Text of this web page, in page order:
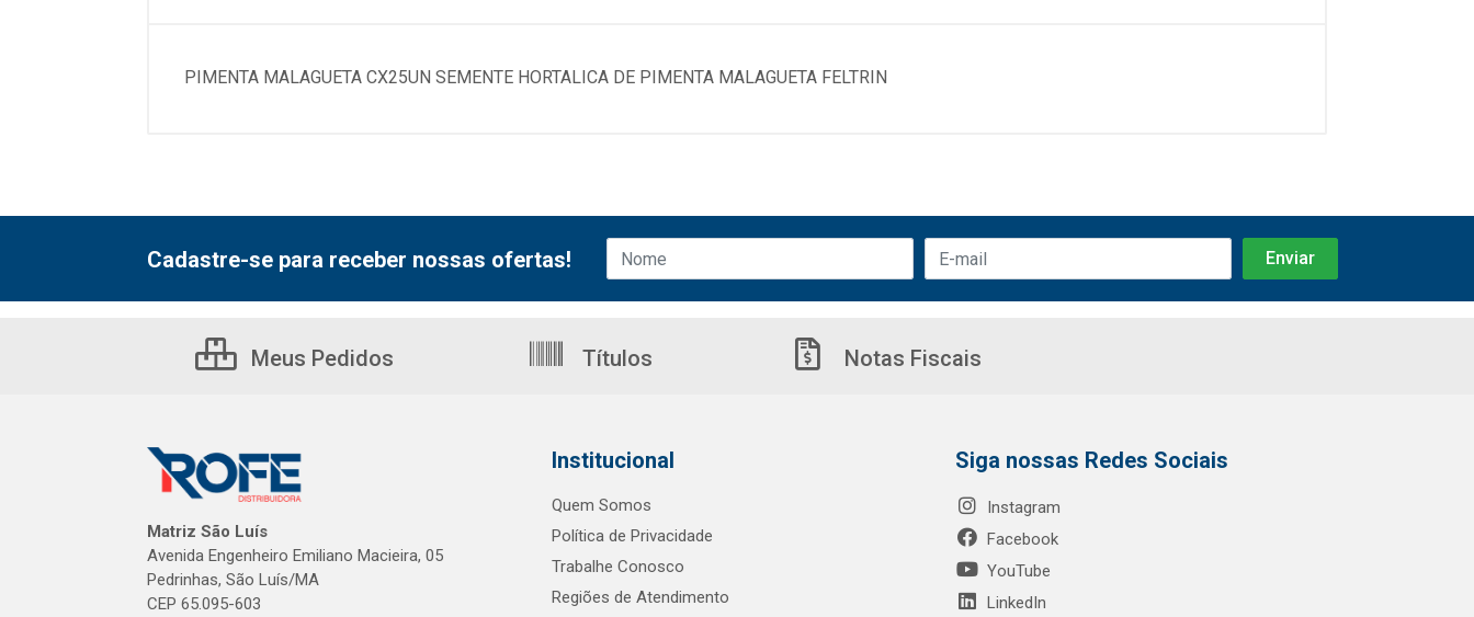
PIMENTA MALAGUETA CX25UN SEMENTE HORTALICA DE PIMENTA MALAGUETA FELTRIN
Cadastre-se para receber nossas ofertas!
Meus Pedidos Títulos Notas Fiscais
Matriz São Luís
Avenida Engenheiro Emiliano Macieira, 05
Pedrinhas, São Luís/MA
CEP 65.095-603
Institucional
Quem Somos
Política de Privacidade
Trabalhe Conosco
Regiões de Atendimento
Siga nossas Redes Sociais
Instagram
Facebook
YouTube
LinkedIn